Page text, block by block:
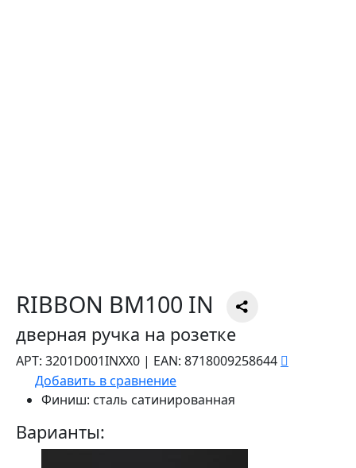
RIBBON BM100 IN
дверная ручка на розетке
АРТ: 3201D001INXX0 | EAN: 8718009258644
Добавить в сравнение
Финиш: сталь сатинированная
Варианты: